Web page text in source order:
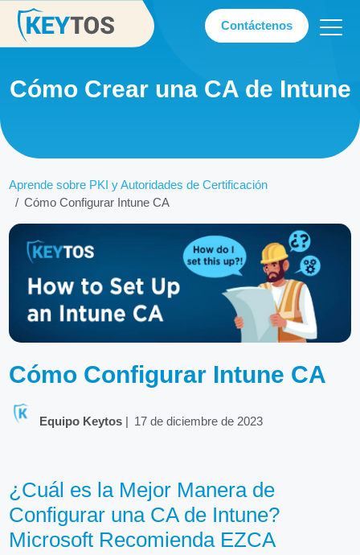
Contáctenos
Cómo Crear una CA de Intune
Aprende sobre PKI y Autoridades de Certificación
Cómo Configurar Intune CA
Cómo Configurar Intune CA
Equipo Keytos| 17 de diciembre de 2023
¿Cuál es la Mejor Manera de
Configurar una CA de Intune?
Microsoft Recomienda EZCA